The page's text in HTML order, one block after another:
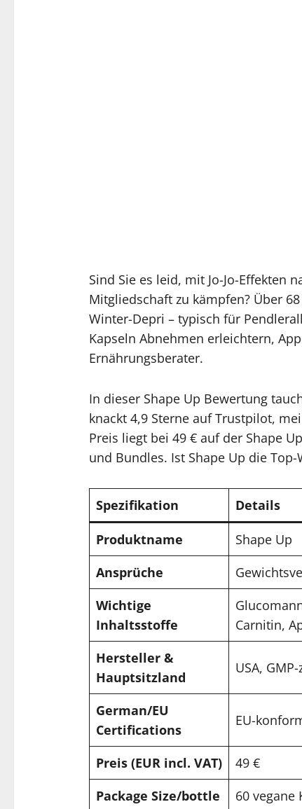
Sind Sie es leid, mit Jo-Jo-Effekten
Mitgliedschaft zu kämpfen? Über
Winter-Depri – typisch für
Kapseln Abnehmen erleichtern,
Ernährungsberater.
In dieser Shape Up Bewertung
knackt 4,9 Sterne auf Trustpilot,
Preis liegt bei 49 € auf der Shape
und Bundles. Ist Shape Up die
Spezifikation Details
Produktname
Shape Up
Ansprüche
Wichtige
Inhaltsstoffe
Carnitin,
Hersteller &
Hauptsitzland
USA,
German/EU
Certifications
EU-
Preis (EUR incl. VAT)
49 €
Package Size/bottle
60 vegane